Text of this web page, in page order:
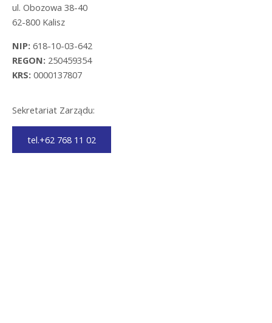
ul. Obozowa 38-40
62-800 Kalisz
NIP: 618-10-03-642
REGON: 250459354
KRS: 0000137807
Sekretariat Zarządu:
tel.+62 768 11 02